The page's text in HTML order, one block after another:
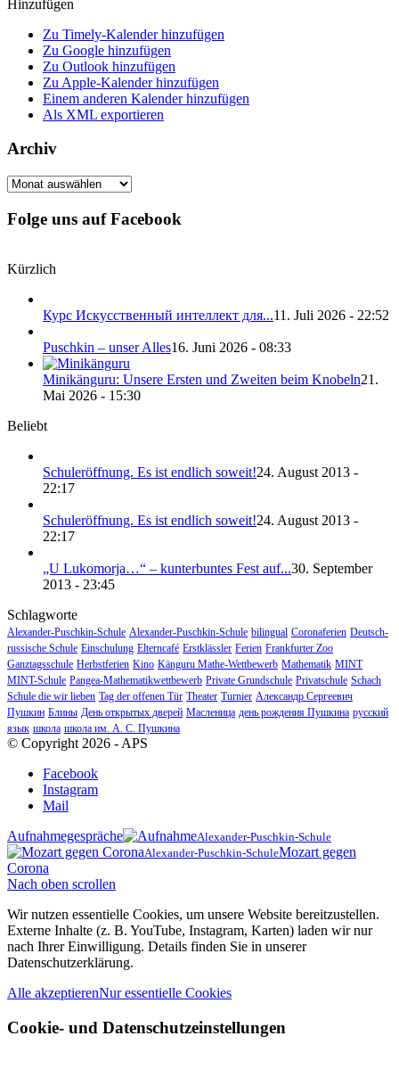
Hinzufügen
Zu Timely-Kalender hinzufügen
Zu Google hinzufügen
Zu Outlook hinzufügen
Zu Apple-Kalender hinzufügen
Einem anderen Kalender hinzufügen
Als XML exportieren
Archiv
Archiv
Folge uns auf Facebook
Kürzlich
Курс Искусственный интеллект для...11. Juli 2026 - 22:52
Puschkin – unser Alles16. Juni 2026 - 08:33
Minikänguru: Unsere Ersten und Zweiten beim Knobeln21.
Mai 2026 - 15:30
Beliebt
Schuleröffnung. Es ist endlich soweit!24. August 2013 -
22:17
Schuleröffnung. Es ist endlich soweit!24. August 2013 -
22:17
„U Lukomorja…“ – kunterbuntes Fest auf...30. September
2013 - 23:45
Schlagworte
Alexander-Puschkin-Schule Alexander-Puschkin-Schule bilingual Coronaferien Deutsch-
russische Schule Einschulung Elterncafé Erstklässler Ferien Frankfurter Zoo
Ganztagsschule Herbstferien Kino Känguru Mathe-Wettbewerb Mathematik MINT
MINT-Schule Pangea-Mathematikwettbewerb Private Grundschule Privatschule Schach
Schule die wir lieben Tag der offenen Tür Theater Turnier Александр Сергеевич
Пушкин Блины День открытых дверей Масленица день рождения Пушкина русский
язык школа школа им. А. С. Пушкина
© Copyright 2026 - APS
Facebook
Instagram
Mail
Aufnahmegespräche
Alexander-Puschkin-Schule
Alexander-Puschkin-SchuleMozart gegen
Corona
Nach oben scrollen
Wir nutzen essentielle Cookies, um unsere Website bereitzustellen.
Externe Inhalte (z. B. YouTube, Instagram, Karten) laden wir nur
nach Ihrer Einwilligung. Details finden Sie in unserer
Datenschutzerklärung.
Alle akzeptierenNur essentielle Cookies
Cookie- und Datenschutzeinstellungen